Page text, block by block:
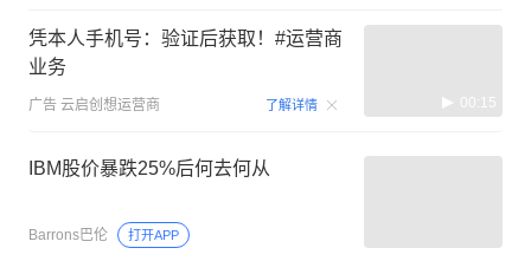
凭本人手机号：验证后获取！#运营商
业务
广告 云启创想运营商 了解详情 00:15
IBM股价暴跌25%后何去何从
Barrons巴伦 打开APP